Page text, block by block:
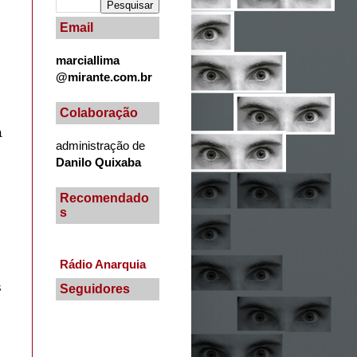
Email
marciallima
@mirante.com.br
Colaboração
administração de
Danilo Quixaba
Recomendado
s
Rádio Anarquia
Seguidores